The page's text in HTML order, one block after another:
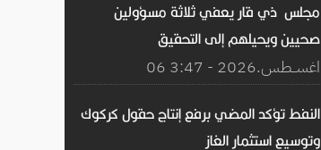
مجلس ذي قار يعفي ثلاثة مسؤولين
صحيين ويحيلهم إلى التحقيق
06 اغســطس.2026 - 3:47
النفط تؤكد المضي برفع إنتاج حقول كركوك
وتوسيع استثمار الغاز